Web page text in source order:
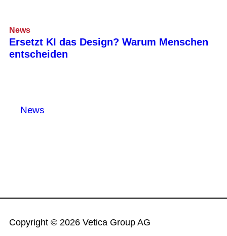
News
Ersetzt KI das Design? Warum Menschen
entscheiden
News
Copyright © 2026 Vetica Group AG